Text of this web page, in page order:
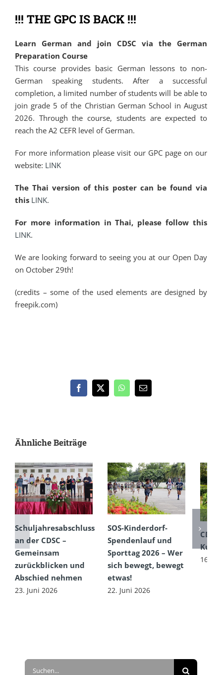
!!! THE GPC IS BACK !!!
Learn German and join CDSC via the German
Preparation Course
This course provides basic German lessons to non-
German speaking students. After a successful
completion, a limited number of students will be able to
join grade 5 of the Christian German School in August
2026. Through the course, students are expected to
reach the A2 CEFR level of German.
For more information please visit our GPC page on our
website: LINK
The Thai version of this poster can be found via
this LINK.
For more information in Thai, please follow this
LINK.
We are looking forward to seeing you at our Open Day
on October 29th!
(credits – some of the used elements are designed by
freepik.com)
Facebook
X WhatsApp
E-
Mail
Ähnliche Beiträge
Schuljahresabschluss
an der CDSC –
Gemeinsam
zurückblicken und
Abschied nehmen
23. Juni 2026
SOS-Kinderdorf-
Spendenlauf und
Sporttag 2026 – Wer
sich bewegt, bewegt
etwas!
22. Juni 2026
CDSC
16.
Suche